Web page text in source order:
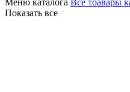
Меню каталога Все тоавары
Показать все